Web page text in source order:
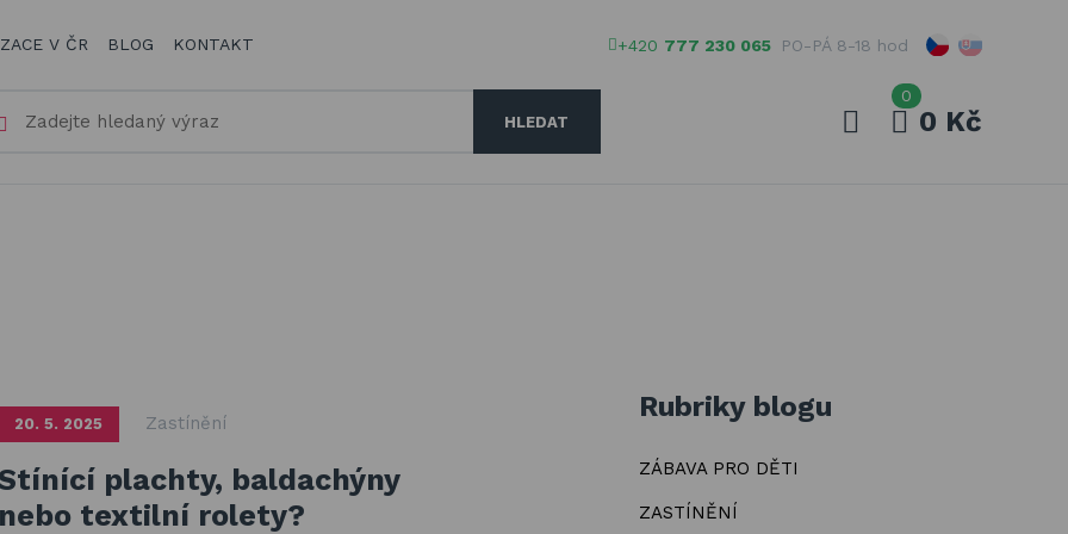
V ČR BLOG KONTAKT +420 777 230 065 PO-PÁ 8-18 hod
HLEDAT
PŘIHLÁSIT
Registrovat
0
0 Kč
20. 5. 2025 Zastínění
plachty, baldachýny
nebo textilní rolety?
Rubriky blogu
ZÁBAVA PRO DĚTI
ZASTÍNĚNÍ